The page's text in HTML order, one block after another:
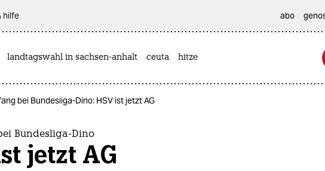
hilfe abo
landtagswahl in sachsen-anhalt ceuta hitze
bei Bundesliga-Dino: HSV ist jetzt AG
Bundesliga-Dino
jetzt AG